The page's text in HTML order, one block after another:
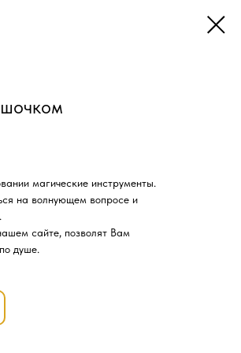
магические инструменты.
на волнующем вопросе и
сайте, позволят Вам
душе.